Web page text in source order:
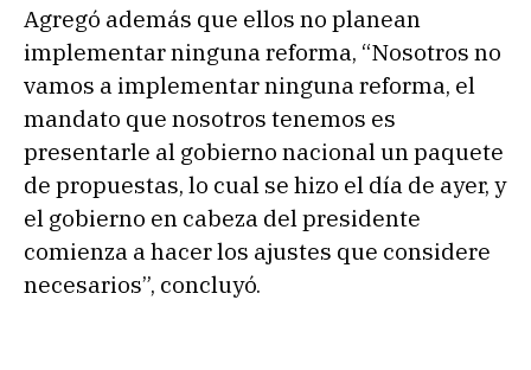
i
o
Agregó además que ellos no planean
implementar ninguna reforma, “Nosotros no
vamos a implementar ninguna reforma, el
mandato que nosotros tenemos es
presentarle al gobierno nacional un paquete
de propuestas, lo cual se hizo el día de ayer, y
el gobierno en cabeza del presidente
comienza a hacer los ajustes que considere
necesarios”, concluyó.